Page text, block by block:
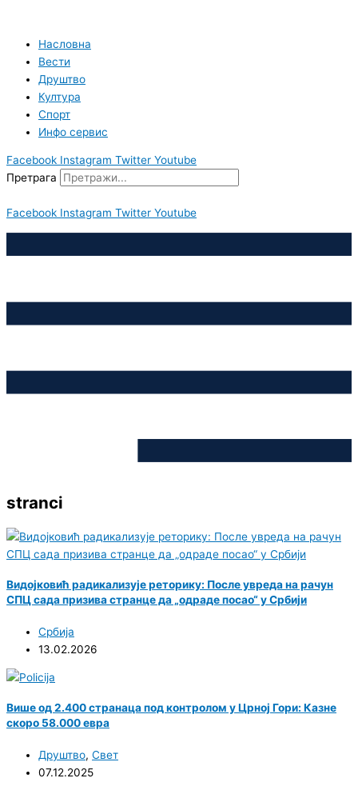
садржајНасловна
Вести
Друштво
Култура
Спорт
Инфо сервис
Facebook Instagram Twitter Youtube
Претрага
Facebook Instagram Twitter Youtube
stranci
Видојковић радикализује реторику: После увреда на рачун
СПЦ сада призива странце да „одраде посао“ у Србији
Србија
13.02.2026
Више од 2.400 странаца под контролом у Црној Гори: Казне
скоро 58.000 евра
Друштво, Свет
07.12.2025